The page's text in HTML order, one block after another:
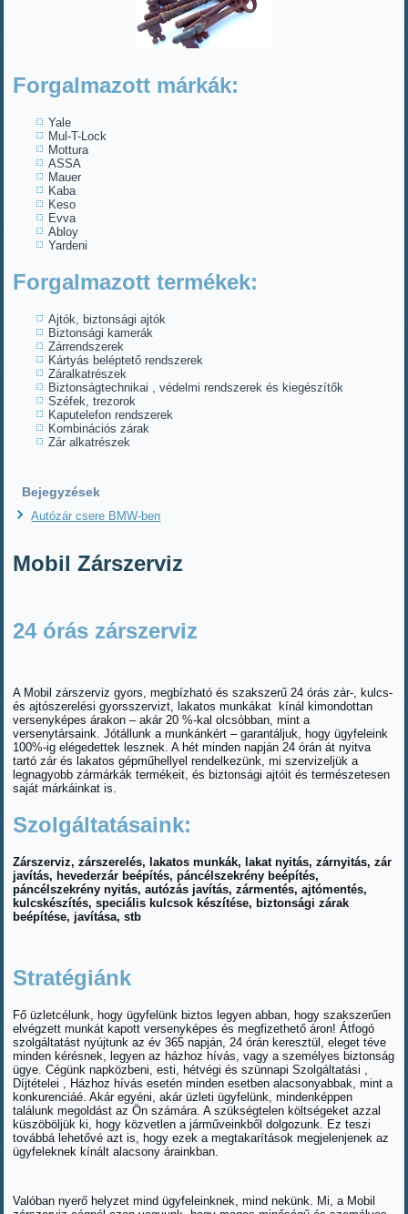
Forgalmazott márkák:
Yale
Mul-T-Lock
Mottura
ASSA
Mauer
Kaba
Keso
Evva
Abloy
Yardeni
Forgalmazott termékek:
Ajtók, biztonsági ajtók
Biztonsági kamerák
Zárrendszerek
Kártyás beléptető rendszerek
Záralkatrészek
Biztonságtechnikai , védelmi rendszerek és kiegészítők
Széfek, trezorok
Kaputelefon rendszerek
Kombinációs zárak
Zár alkatrészek
Bejegyzések
Autózár csere BMW-ben
Mobil Zárszerviz
24 órás zárszerviz
A Mobil zárszerviz gyors, megbízható és szakszerű 24 órás zár-, kulcs-
és ajtószerelési gyorsszervizt, lakatos munkákat kínál kimondottan
versenyképes árakon – akár 20 %-kal olcsóbban, mint a
versenytársaink. Jótállunk a munkánkért – garantáljuk, hogy ügyfeleink
100%-ig elégedettek lesznek. A hét minden napján 24 órán át nyitva
tartó zár és lakatos gépműhellyel rendelkezünk, mi szervizeljük a
legnagyobb zármárkák termékeit, és biztonsági ajtóit és természetesen
saját márkáinkat is.
Szolgáltatásaink:
Zárszerviz, zárszerelés, lakatos munkák, lakat nyitás, zárnyitás, zár
javítás, hevederzár beépítés, páncélszekrény beépítés,
páncélszekrény nyitás, autózás javítás, zármentés, ajtómentés,
kulcskészítés, speciális kulcsok készítése, biztonsági zárak
beépítése, javítása, stb
Stratégiánk
Fő üzletcélunk, hogy ügyfelünk biztos legyen abban, hogy szakszerűen
elvégzett munkát kapott versenyképes és megfizethető áron! Átfogó
szolgáltatást nyújtunk az év 365 napján, 24 órán keresztül, eleget téve
minden kérésnek, legyen az házhoz hívás, vagy a személyes biztonság
ügye. Cégünk napközbeni, esti, hétvégi és szünnapi Szolgáltatási ,
Díjtételei , Házhoz hívás esetén minden esetben alacsonyabbak, mint a
konkurenciáé. Akár egyéni, akár üzleti ügyfelünk, mindenképpen
találunk megoldást az Ön számára. A szükségtelen költségeket azzal
küszöböljük ki, hogy közvetlen a járműveinkből dolgozunk. Ez teszi
továbbá lehetővé azt is, hogy ezek a megtakarítások megjelenjenek az
ügyfeleknek kínált alacsony árainkban.
Valóban nyerő helyzet mind ügyfeleinknek, mind nekünk. Mi, a Mobil